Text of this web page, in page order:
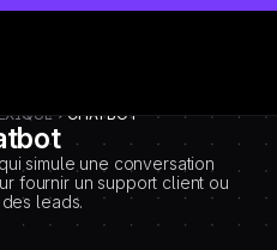
CHATBOT
simule une conversation
fournir un support client ou
leads.